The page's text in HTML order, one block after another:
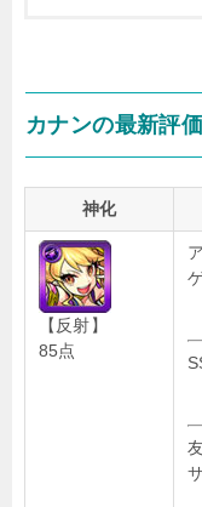
カナンの最新評
神化
【反射】
85点